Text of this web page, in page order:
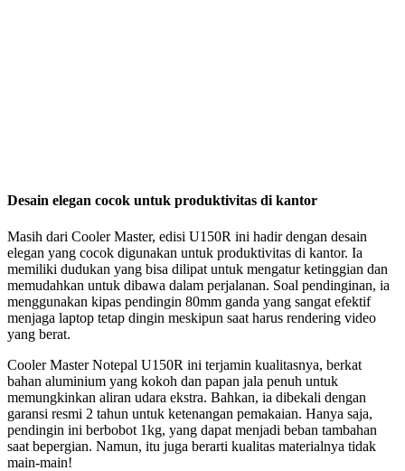
Desain elegan cocok untuk produktivitas di kantor
Masih dari Cooler Master, edisi U150R ini hadir dengan desain
elegan yang cocok digunakan untuk produktivitas di kantor. Ia
memiliki dudukan yang bisa dilipat untuk mengatur ketinggian dan
memudahkan untuk dibawa dalam perjalanan. Soal pendinginan, ia
menggunakan kipas pendingin 80mm ganda yang sangat efektif
menjaga laptop tetap dingin meskipun saat harus rendering video
yang berat.
Cooler Master Notepal U150R ini terjamin kualitasnya, berkat
bahan aluminium yang kokoh dan papan jala penuh untuk
memungkinkan aliran udara ekstra. Bahkan, ia dibekali dengan
garansi resmi 2 tahun untuk ketenangan pemakaian. Hanya saja,
pendingin ini berbobot 1kg, yang dapat menjadi beban tambahan
saat bepergian. Namun, itu juga berarti kualitas materialnya tidak
main-main!